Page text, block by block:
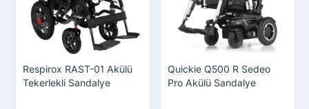
Respirox RAST-01 Akülü
Tekerlekli Sandalye
Quickie Q500 R Sedeo
Pro Akülü Sandalye